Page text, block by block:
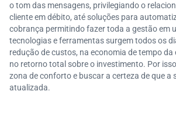
o tom das mensagens, privilegiando o
cliente em débito, até soluções para
cobrança permitindo fazer toda a gestão em
tecnologias e ferramentas surgem todos os
redução de custos, na economia de tempo da
no retorno total sobre o investimento. Por
zona de conforto e buscar a certeza de que a
atualizada.